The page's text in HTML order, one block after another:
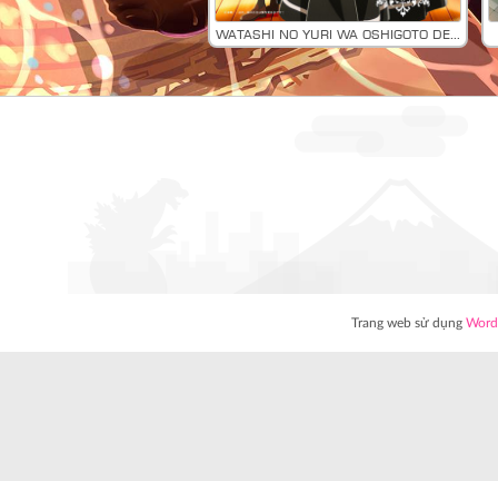
Watashi no Yuri wa Oshigoto desu!
Trang web sử dụng